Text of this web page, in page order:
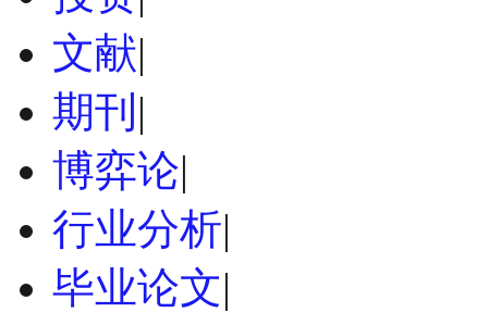
文献|
期刊 |
博弈论|
行业分析|
毕业论文|